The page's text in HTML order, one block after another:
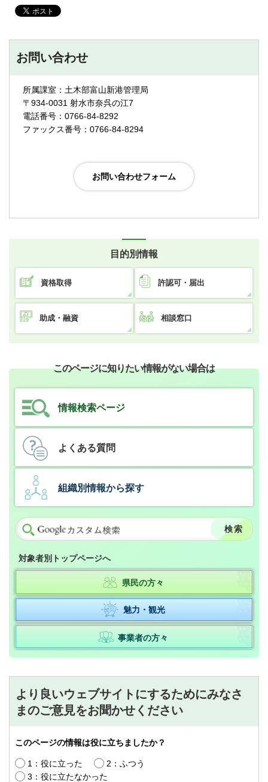
お問い合わせ
所属課室：土木部富山新港管理局
〒934-0031 射水市奈呉の江7
電話番号：0766-84-8292
ファックス番号：0766-84-8294
目的別情報
資格取得 許認可・届出
助成・融資 相談窓口
このページに知りたい情報がない場合は
情報検索ページ
よくある質問
組織別情報から探す
対象者別トップページへ
県民の方々
魅力・観光
事業者の方々
より良いウェブサイトにするためにみなさ
まのご意見をお聞かせください
このページの情報は役に立ちましたか？
1：役に立った
2：ふつう
3：役に立たなかった